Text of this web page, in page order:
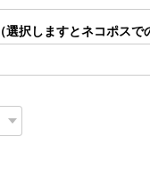
選択しますとネコポスで